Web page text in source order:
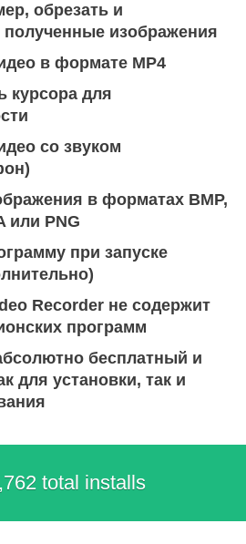
обрезать и
полученные изображения
в формате MP4
курсора для
со звуком
в форматах BMP,
или PNG
при запуске
Recorder не содержит
программ
бесплатный и
для установки, так и
total installs